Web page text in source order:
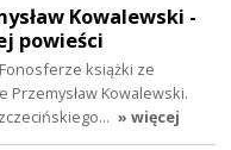
Kowalewski -
powieści
książki ze
Przemysław Kowalewski.
» więcej